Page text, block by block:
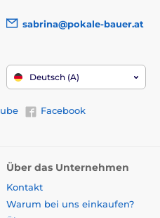
sabrina@pokale-bauer.at
Deutsch (A)
Facebook
Über das Unternehmen
Kontakt
Warum bei uns einkaufen?